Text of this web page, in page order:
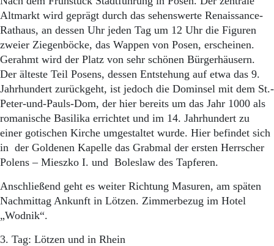
Altmarkt wird geprägt durch das sehenswerte Renaissance-
Rathaus, an dessen Uhr jeden Tag um 12 Uhr die Figuren
zweier Ziegenböcke, das Wappen von Posen, erscheinen.
Gerahmt wird der Platz von sehr schönen Bürgerhäusern.
Der älteste Teil Posens, dessen Entstehung auf etwa das 9.
Jahrhundert zurückgeht, ist jedoch die Dominsel mit dem St.-
Peter-und-Pauls-Dom, der hier bereits um das Jahr 1000 als
romanische Basilika errichtet und im 14. Jahrhundert zu
einer gotischen Kirche umgestaltet wurde. Hier befindet sich
in der Goldenen Kapelle das Grabmal der ersten Herrscher
Polens – Mieszko I. und Boleslaw des Tapferen.
Anschließend geht es weiter Richtung Masuren, am späten
Nachmittag Ankunft in Lötzen. Zimmerbezug im Hotel
„Wodnik“.
3. Tag: Lötzen und in Rhein